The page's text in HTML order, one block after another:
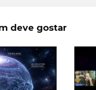
deve gostar